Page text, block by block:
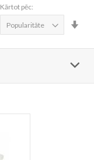
Kārtot pēc: